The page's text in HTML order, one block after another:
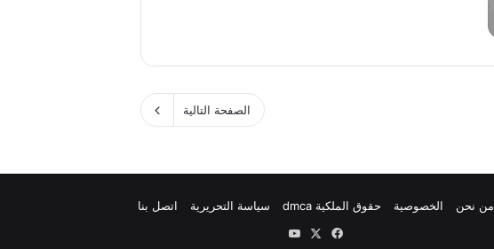
الصفحة التالية
من نحن الخصوصية حقوق الملكية dmca سياسة التحريرية
اتصل بنا
فيسبوك